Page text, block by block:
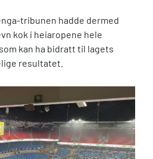
tribunen hadde dermed
kok i heiaropene hele
kan ha bidratt til lagets
resultatet.